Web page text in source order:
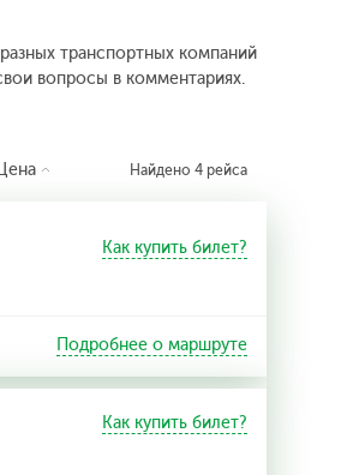
транспортных компаний
вопросы в комментариях.
Найдено 4 рейса
Как купить билет?
Подробнее о маршруте
Как купить билет?